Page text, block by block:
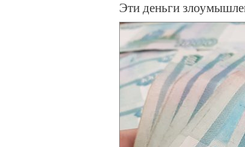
Эти деньги